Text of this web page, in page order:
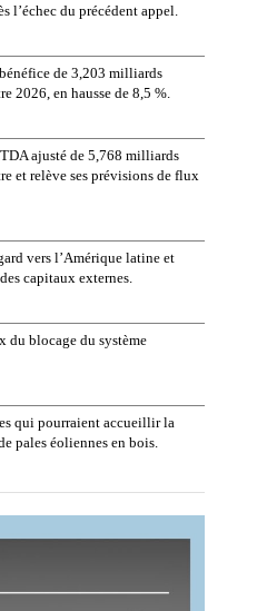
l’échec du précédent appel.
de 3,203 milliards
2026, en hausse de 8,5 %.
ajusté de 5,768 milliards
et relève ses prévisions de flux
vers l’Amérique latine et
capitaux externes.
du blocage du système
qui pourraient accueillir la
pales éoliennes en bois.